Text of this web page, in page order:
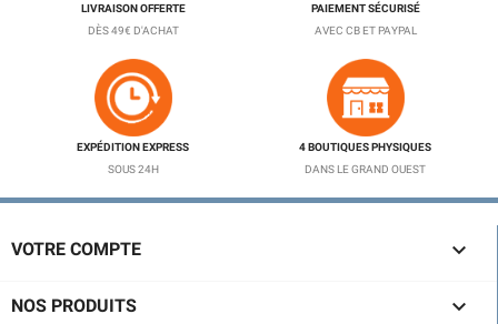
LIVRAISON OFFERTE
DÈS 49€ D'ACHAT
PAIEMENT SÉCURISÉ
AVEC CB ET PAYPAL
EXPÉDITION EXPRESS
SOUS 24H
4 BOUTIQUES PHYSIQUES
DANS LE GRAND OUEST
VOTRE COMPTE 
NOS PRODUITS 